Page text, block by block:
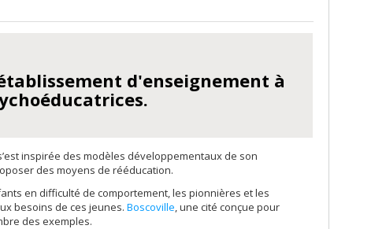
d'enseignement à
inspirée des modèles développementaux de son
des moyens de rééducation.
en difficulté de comportement, les pionnières et les
besoins de ces jeunes. Boscoville , une cité conçue pour
des exemples.